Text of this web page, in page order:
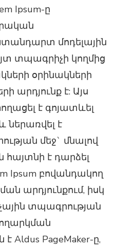
Ipsum-ը
մոդելային
տպագրիչի կողմից
օրինակների
արդյունք է: Այս
է գոյատևել
ներառվել է
մեջ` մնալով
է դարձել
Ipsum բովանդակող
արդյունքում, իսկ
տպագրության
Aldus PageMaker-ը,